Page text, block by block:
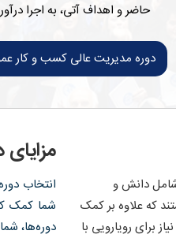
حاضر و اهداف آتی، به اجرا
دوره مدیریت عالی کسب و کار
دانش و
که علاوه بر کمک
برای رویارویی با
مزایای
انتخاب
شما کمک
دوره‌ها،